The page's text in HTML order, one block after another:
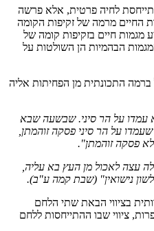
לחיה פרטית, אלא פרשה
החיים מרמה של זקיפות הקומה
מגמות חיים בזקיפות קומה של
הבהמיות הן השולטות על
התכונתית מן הפחיתות אליה
עמדו על הר סיני. שבשעה שבא
על הר סיני פסקה זוהמתן,
לא פסקה זוהמתן".
עצה לאכול מן העץ בא עליה,
נישואין" (שבת קמה ע"ב).
בציווי הבאת שתי הלחם
ציווי שבו ההתייחסות ללחם